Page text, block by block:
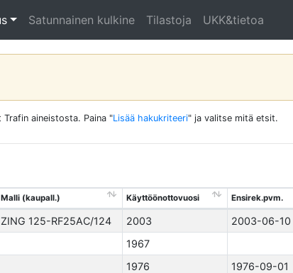
Satunnainen kulkine Tilastoja UKK&tietoa
Trafin aineistosta. Paina "Lisää hakukriteeri" ja valitse mitä etsit.
Malli (kaupall.) Käyttöönottovuosi Ensirek.pvm.
ZING 125-RF25AC/124 2003 2003-06-10
1967
1976 1976-09-01